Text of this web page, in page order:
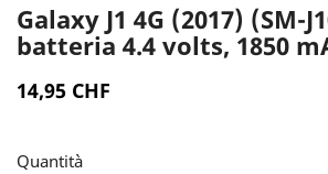
Galaxy J1 4G (2017) (SM-
batteria 4.4 volts, 1850
14,95 CHF
Quantità